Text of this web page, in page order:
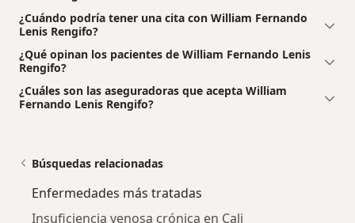
¿Cuándo podría tener una cita con William Fernando
Lenis Rengifo?
¿Qué opinan los pacientes de William Fernando Lenis
Rengifo?
¿Cuáles son las aseguradoras que acepta William
Fernando Lenis Rengifo?
Búsquedas relacionadas
Enfermedades más tratadas
Insuficiencia venosa crónica en Cali